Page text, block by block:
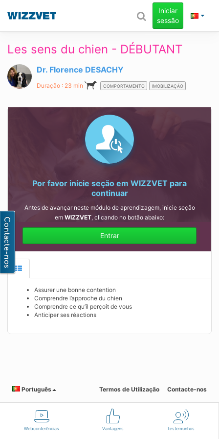
Webconferências Vantagens Testemunhos
Iniciar
sessão
Les sens du chien - DÉBUTANT
Dr. Florence DESACHY
Duração : 23 min COMPORTAMENTO IMOBILIZAÇÃO
Por favor inicie seção em WIZZVET para
continuar
Antes de avançar neste módulo de aprendizagem, inicie seção
em WIZZVET, clicando no botão abaixo:
Entrar
Assurer une bonne contention
Comprendre l’approche du chien
Comprendre ce qu’il perçoit de vous
Anticiper ses réactions
Português Termos de Utilização Contacte-nos